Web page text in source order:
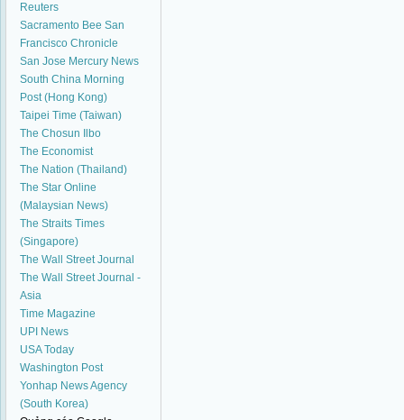
Reuters
Sacramento Bee San
Francisco Chronicle
San Jose Mercury News
South China Morning
Post (Hong Kong)
Taipei Time (Taiwan)
The Chosun Ilbo
The Economist
The Nation (Thailand)
The Star Online
(Malaysian News)
The Straits Times
(Singapore)
The Wall Street Journal
The Wall Street Journal -
Asia
Time Magazine
UPI News
USA Today
Washington Post
Yonhap News Agency
(South Korea)